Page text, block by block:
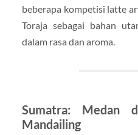
beberapa kompetisi latte
Toraja sebagai bahan
dalam rasa dan aroma.
Sumatra: Medan
Mandailing